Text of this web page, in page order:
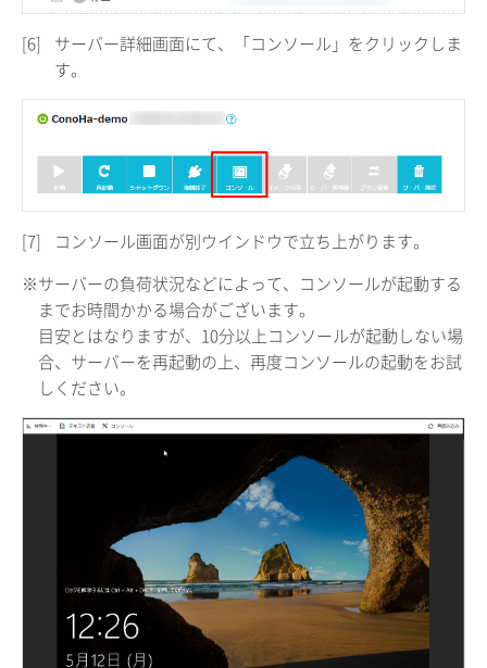
[6]
サーバー詳細画面にて、「コンソール」をクリックしま
す。
[7]
コンソール画面が別ウインドウで立ち上がります。
※サーバーの負荷状況などによって、コンソールが起動する
までお時間かかる場合がございます。
目安とはなりますが、10分以上コンソールが起動しない場
合、サーバーを再起動の上、再度コンソールの起動をお試
しください。